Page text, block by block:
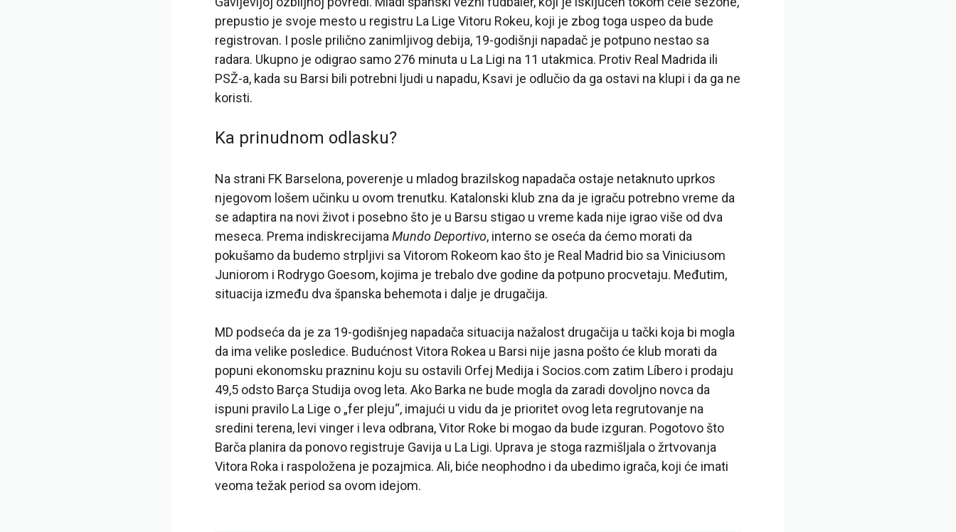
prepustio je svoje mesto u registru La Lige Vitoru Rokeu, koji je zbog toga uspeo da bude
registrovan. I posle prilično zanimljivog debija, 19-godišnji napadač je potpuno nestao sa
radara. Ukupno je odigrao samo 276 minuta u La Ligi na 11 utakmica. Protiv Real Madrida ili
PSŽ-a, kada su Barsi bili potrebni ljudi u napadu, Ksavi je odlučio da ga ostavi na klupi i da ga ne
koristi.
Ka prinudnom odlasku?
Na strani FK Barselona, poverenje u mladog brazilskog napadača ostaje netaknuto uprkos
njegovom lošem učinku u ovom trenutku. Katalonski klub zna da je igraču potrebno vreme da
se adaptira na novi život i posebno što je u Barsu stigao u vreme kada nije igrao više od dva
meseca. Prema indiskrecijama Mundo Deportivo, interno se oseća da ćemo morati da
pokušamo da budemo strpljivi sa Vitorom Rokeom kao što je Real Madrid bio sa Viniciusom
Juniorom i Rodrygo Goesom, kojima je trebalo dve godine da potpuno procvetaju. Međutim,
situacija između dva španska behemota i dalje je drugačija.
MD podseća da je za 19-godišnjeg napadača situacija nažalost drugačija u tački koja bi mogla
da ima velike posledice. Budućnost Vitora Rokea u Barsi nije jasna pošto će klub morati da
popuni ekonomsku prazninu koju su ostavili Orfej Medija i Socios.com zatim Líbero i prodaju
49,5 odsto Barça Studija ovog leta. Ako Barka ne bude mogla da zaradi dovoljno novca da
ispuni pravilo La Lige o „fer pleju“, imajući u vidu da je prioritet ovog leta regrutovanje na
sredini terena, levi vinger i leva odbrana, Vitor Roke bi mogao da bude izguran. Pogotovo što
Barča planira da ponovo registruje Gavija u La Ligi. Uprava je stoga razmišljala o žrtvovanja
Vitora Roka i raspoložena je pozajmica. Ali, biće neophodno i da ubedimo igrača, koji će imati
veoma težak period sa ovom idejom.